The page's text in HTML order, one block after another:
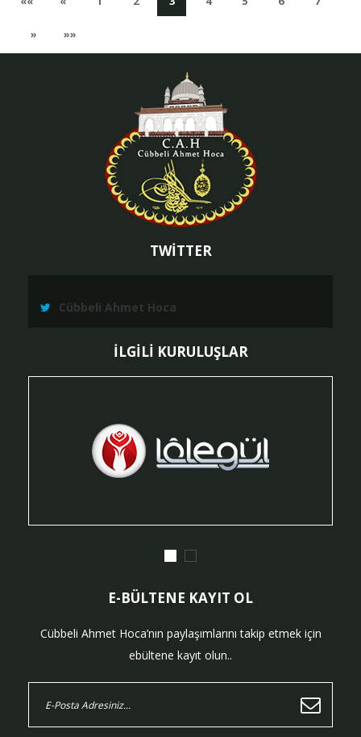
Dön
» Sonraki
»»
TWİTTER
Cübbeli Ahmet Hoca
İLGİLİ KURULUŞLAR
E-BÜLTENE KAYIT OL
Cübbeli Ahmet Hoca’nın paylaşımlarını takip etmek için
ebültene kayıt olun..